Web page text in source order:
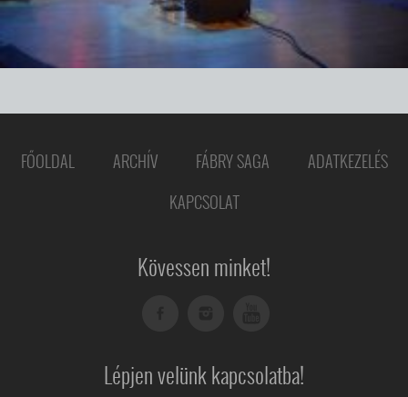
FŐOLDAL ARCHÍV FÁBRY SAGA
ADATKEZELÉS
KAPCSOLAT
Kövessen minket!
Lépjen velünk kapcsolatba!